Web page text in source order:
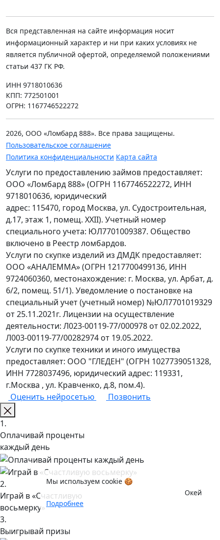
Вся представленная на сайте информация носит
информационный характер и ни при каких условиях не
является публичной офертой, определяемой положениями
статьи 437 ГК РФ.
ИНН 9718010636
КПП: 772501001
ОГРН: 1167746522272
2026, ООО «Ломбард 888». Все права защищены.
Пользовательское соглашение
Политика конфиденциальности Карта сайта
Услуги по предоставлению займов предоставляет:
ООО «Ломбард 888» (ОГРН 1167746522272, ИНН
9718010636, юридический
адрес: 115470, город Москва, ул. Судостроительная,
д.17, этаж 1, помещ. XXII). Учетный номер
специального учета: ЮЛ7701009387. Общество
включено в Реестр ломбардов.
Услуги по скупке изделий из ДМДК предоставляет:
ООО «АНАЛЕММА» (ОГРН 1217700499136, ИНН
9724060360, местонахождение: г. Москва, ул. Арбат, д.
6/2, помещ. 51/1). Уведомление о постановке на
специальный учет (учетный номер) №ЮЛ7701019329
от 25.11.2021г. Лицензии на осуществление
деятельности: Л023-00119-77/000978 от 02.02.2022,
Л003-00119-77/00282974 от 19.05.2022.
Услуги по скупке техники и иного имущества
предоставляет: ООО "ГЛЕДЕН" (ОГРН 1027739051328,
ИНН 7728037496, юридический адрес: 119331,
г.Москва , ул. Кравченко, д.8, пом.4).
Оценить нейросетью
Позвонить
Мы используем cookie 🍪
Подробнее
Окей
1.
Оплачивай проценты
каждый день
2.
Играй в «Счастливую
восьмерку»
3.
Выигрывай призы